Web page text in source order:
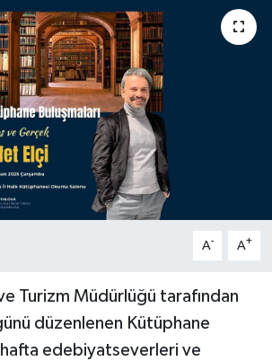
A- A+
Turizm Müdürlüğü tarafından
düzenlenen Kütüphane
hafta edebiyatseverleri ve